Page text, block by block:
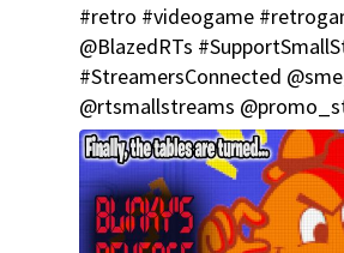
#retro #videogame
@BlazedRTs
#StreamersConnected
@rtsmallstreams